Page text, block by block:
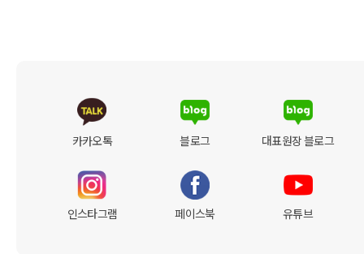
카카오톡 블로그 대표원장 블로그
인스타그램 페이스북 유튜브